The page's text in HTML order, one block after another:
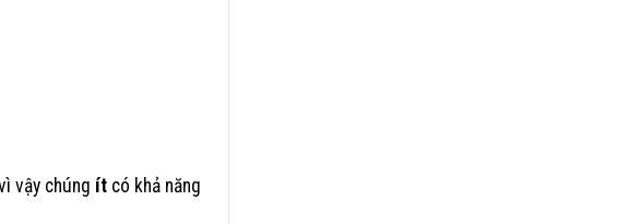
vậy chúng ít có khả năng